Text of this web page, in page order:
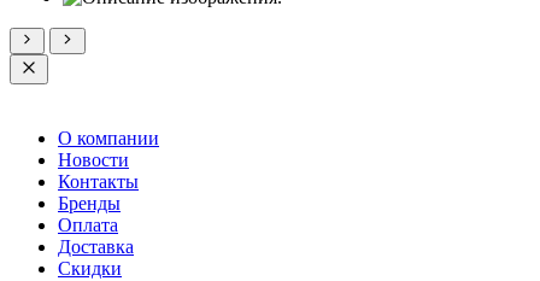
О компании
Новости
Контакты
Бренды
Оплата
Доставка
Скидки